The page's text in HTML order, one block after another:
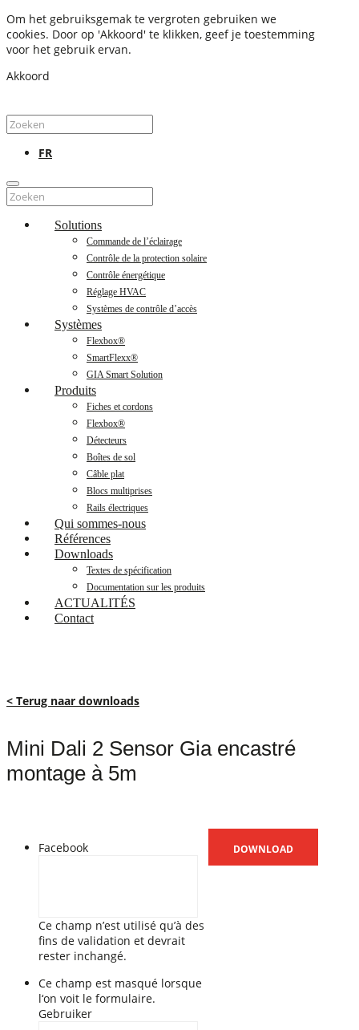
Om het gebruiksgemak te vergroten gebruiken we
cookies. Door op 'Akkoord' te klikken, geef je toestemming
voor het gebruik ervan.
Akkoord
FR
Solutions
Commande de l’éclairage
Contrôle de la protection solaire
Contrôle énergétique
Réglage HVAC
Systèmes de contrôle d’accès
Systèmes
Flexbox®
SmartFlexx®
GIA Smart Solution
Produits
Fiches et cordons
Flexbox®
Détecteurs
Boîtes de sol
Câble plat
Blocs multiprises
Rails électriques
Qui sommes-nous
Références
Downloads
Textes de spécification
Documentation sur les produits
ACTUALITÉS
Contact
< Terug naar downloads
Mini Dali 2 Sensor Gia encastré
montage à 5m
Facebook
Ce champ n’est utilisé qu’à des
fins de validation et devrait
rester inchangé.
Ce champ est masqué lorsque
l‘on voit le formulaire.
Gebruiker